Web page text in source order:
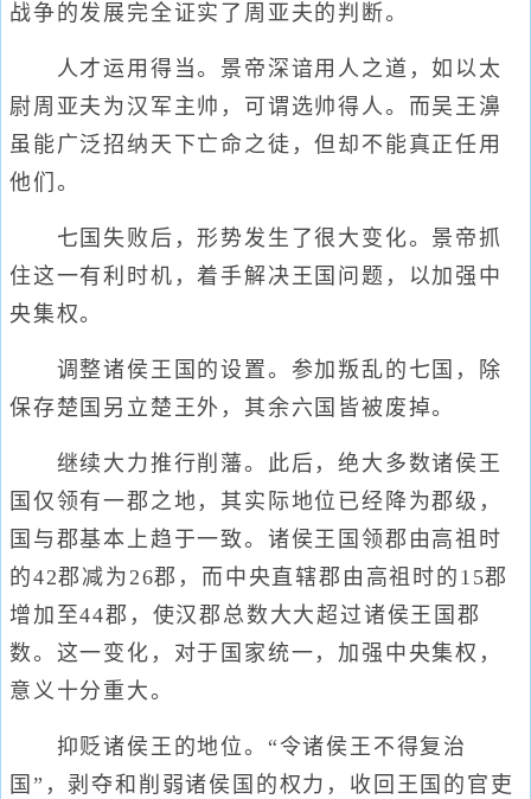
战争的发展完全证实了周亚夫的判断。
人才运用得当。景帝深谙用人之道，如以太
尉周亚夫为汉军主帅，可谓选帅得人。而吴王濞
虽能广泛招纳天下亡命之徒，但却不能真正任用
他们。
七国失败后，形势发生了很大变化。景帝抓
住这一有利时机，着手解决王国问题，以加强中
央集权。
调整诸侯王国的设置。参加叛乱的七国，除
保存楚国另立楚王外，其余六国皆被废掉。
继续大力推行削藩。此后，绝大多数诸侯王
国仅领有一郡之地，其实际地位已经降为郡级，
国与郡基本上趋于一致。诸侯王国领郡由高祖时
的42郡减为26郡，而中央直辖郡由高祖时的15郡
增加至44郡，使汉郡总数大大超过诸侯王国郡
数。这一变化，对于国家统一，加强中央集权，
意义十分重大。
抑贬诸侯王的地位。“令诸侯王不得复治
国”，剥夺和削弱诸侯国的权力，收回王国的官吏